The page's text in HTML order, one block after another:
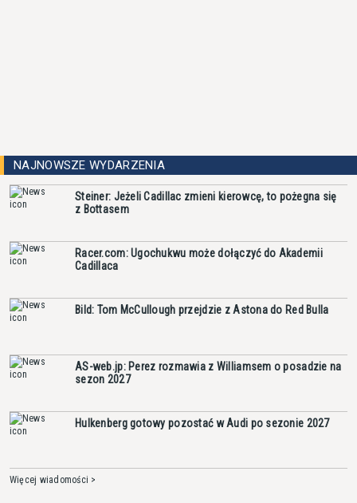
NAJNOWSZE WYDARZENIA
Steiner: Jeżeli Cadillac zmieni kierowcę, to pożegna się
z Bottasem
Racer.com: Ugochukwu może dołączyć do Akademii
Cadillaca
Bild: Tom McCullough przejdzie z Astona do Red Bulla
AS-web.jp: Perez rozmawia z Williamsem o posadzie na
sezon 2027
Hulkenberg gotowy pozostać w Audi po sezonie 2027
Więcej wiadomości >